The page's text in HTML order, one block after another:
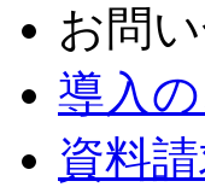
お問
導入
資料